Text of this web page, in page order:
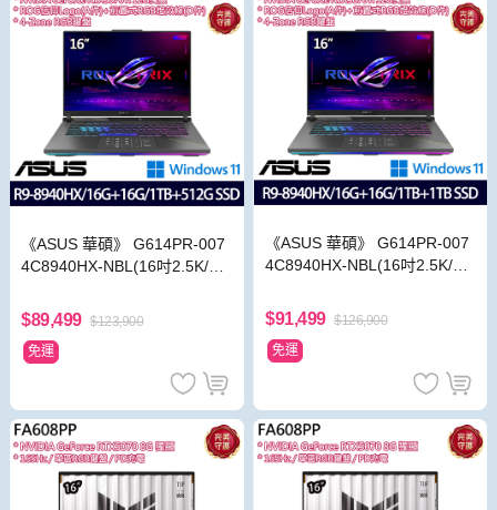
《ASUS 華碩》 G614PR-007
4C8940HX-NBL(16吋2.5K/R9
TX5070Ti/特仕版)
$89,499 $123,900
免運
《ASUS 華碩》 G614PR-007
4C8940HX-NBL(16吋2.5K/R9
TX5070Ti/特仕版)
$91,499 $126,900
免運